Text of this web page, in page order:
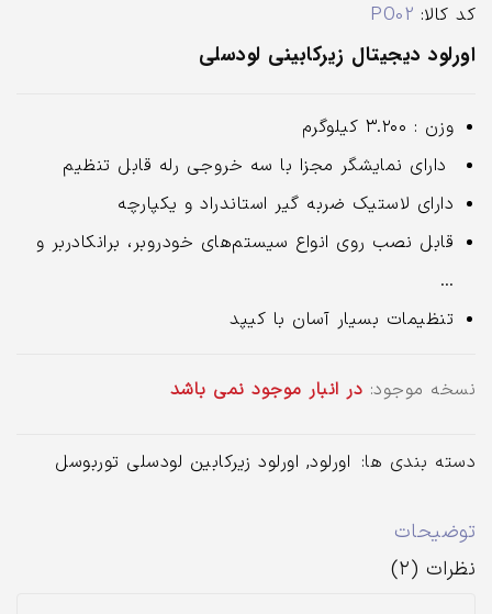
کد کالا: PO02
اورلود دیجیتال زیرکابینی لودسلی
وزن : ۳.۲۰۰ کیلوگرم
دارای نمایشگر مجزا با سه خروجی رله قابل تنظیم
دارای لاستیک ضربه گیر استاندراد و یکپارچه
قابل نصب روی انواع سیستم‌های خودروبر، برانکادربر و
…
تنظیمات بسیار آسان با کیپد
نسخه موجود: در انبار موجود نمی باشد
دسته بندی ها: اورلود, اورلود زیرکابین لودسلی توربوسل
توضیحات
نظرات (۲)